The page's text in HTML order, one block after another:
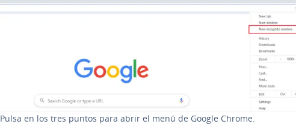
Pulsa en los tres puntos para abrir el menú de Google Chrome.